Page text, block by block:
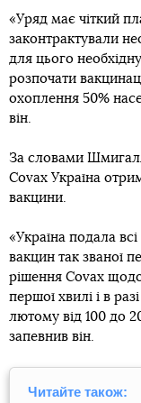
«Уряд має чіткий
законтрактували
для цього
розпочати
охоплення 50%
він.
За словами
Covax Україна
вакцини.
«Україна подала
вакцин так званої
рішення Covax
першої хвилі і в
лютому від 100 до
запевнив він.
Читайте також: